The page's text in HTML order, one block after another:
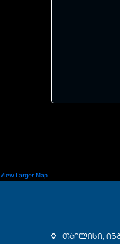
View Larger Map
თბილისი,